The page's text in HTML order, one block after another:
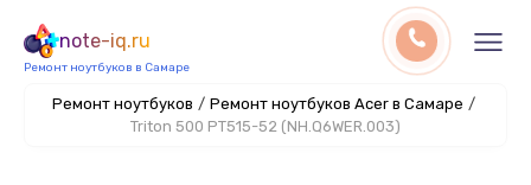
note-iq.ru
Ремонт ноутбуков в Самаре
Ремонт ноутбуков / Ремонт ноутбуков Acer в Самаре /
Triton 500 PT515-52 (NH.Q6WER.003)